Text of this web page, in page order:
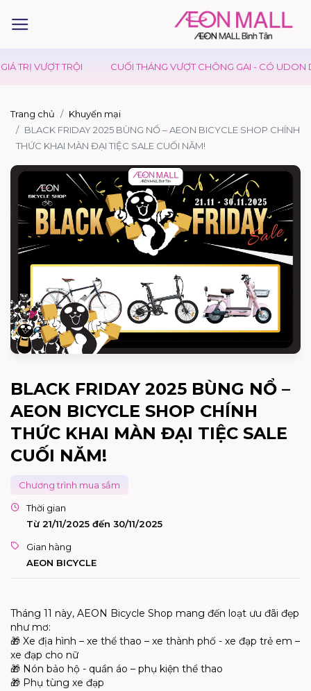
TRỊ VƯỢT TRỘI CUỐI THÁNG VƯỢT CHÔNG GAI - CÓ UDON
Trang chủ
Khuyến mại
BLACK FRIDAY 2025 BÙNG NỔ – AEON BICYCLE SHOP CHÍNH
THỨC KHAI MÀN ĐẠI TIỆC SALE CUỐI NĂM!
BLACK FRIDAY 2025 BÙNG NỔ –
AEON BICYCLE SHOP CHÍNH
THỨC KHAI MÀN ĐẠI TIỆC SALE
CUỐI NĂM!
Chương trình mua sắm
Thời gian
Từ 21/11/2025 đến 30/11/2025
Gian hàng
AEON BICYCLE
Tháng 11 này, AEON Bicycle Shop mang đến loạt ưu đãi đẹp
như mơ:
🎁 Xe địa hình – xe thể thao – xe thành phố - xe đạp trẻ em –
xe đạp cho nữ
🎁 Nón bảo hộ - quần áo – phụ kiện thể thao
🎁 Phụ tùng xe đạp